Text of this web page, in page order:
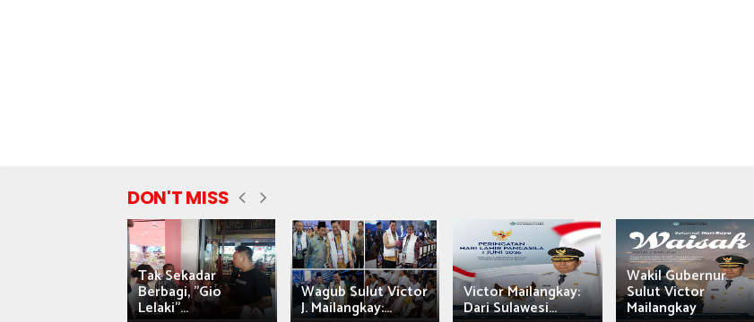
DON'T MISS
Tak Sekadar
Berbagi, "Gio
Lelaki"...
Wagub Sulut Victor
J. Mailangkay:...
Victor Mailangkay:
Dari Sulawesi...
Wakil Gubernur
Sulut Victor
Mailangkay